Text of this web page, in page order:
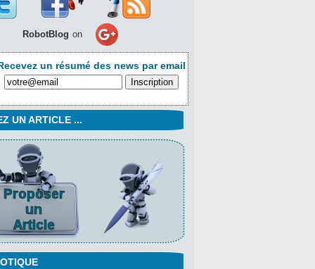
RobotBlog on
un résumé des news par email
UN ARTICLE ...